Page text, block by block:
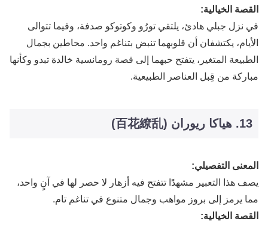
القصة الخيالية:
في نزل جبلي هادئ، يلتقي تورُو وكوتوكو صدفة، وفيما تتوالى
الأيام، يكتشفان أن قلوبهما تنبض بتناغم واحد. محاطين بجمال
الطبيعة المتغير، يتفتح حبهما إلى قصة رومانسية خالدة تبدو وكأنها
مباركة من قِبل العناصر الطبيعية.
13. هياكا ريوران (百花繚乱)
المعنى التفصيلي:
يصف هذا التعبير مشهدًا تتفتح فيه أزهار لا حصر لها في آنٍ واحد،
مما يرمز إلى بروز مواهب وجمال متنوع في تناغم تام.
القصة الخيالية: